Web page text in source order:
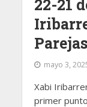
22-21
mayo 3,
Xabi
primer